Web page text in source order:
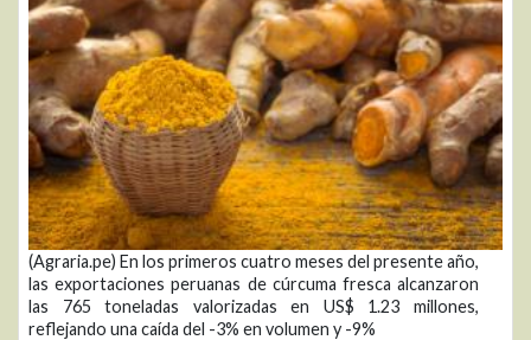
(Agraria.pe) En los primeros cuatro meses del presente año,
las exportaciones peruanas de cúrcuma fresca alcanzaron
las 765 toneladas valorizadas en US$ 1.23 millones,
reflejando una caída del -3% en volumen y -9%